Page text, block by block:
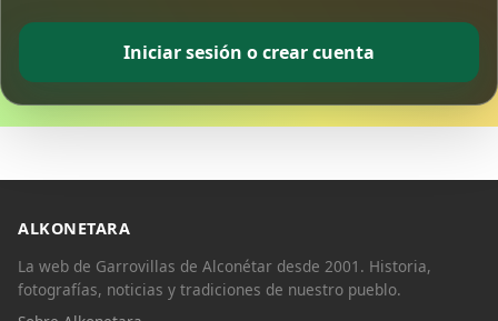
Iniciar sesión o crear cuenta
ALKONETARA
La web de Garrovillas de Alconétar desde 2001. Historia,
fotografías, noticias y tradiciones de nuestro pueblo.